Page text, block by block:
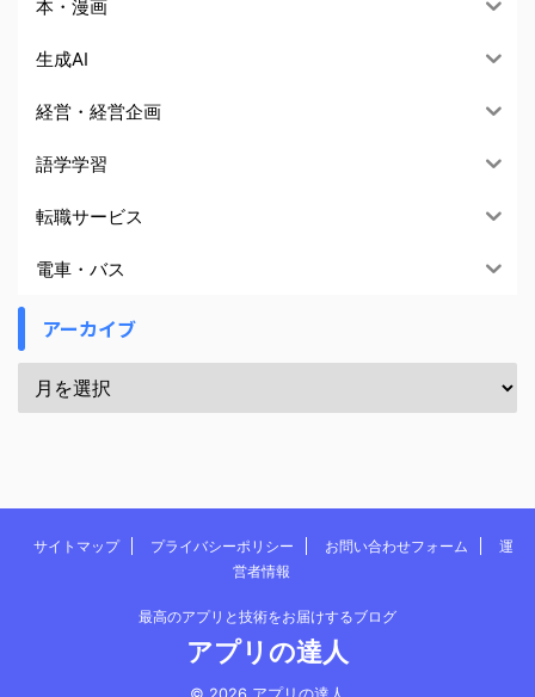
本・漫画
生成AI
経営・経営企画
語学学習
転職サービス
電車・バス
アーカイブ
サイトマップ プライバシーポリシー お問い合わせフォーム
運
営者情報
最高のアプリと技術をお届けするブログ
アプリの達人